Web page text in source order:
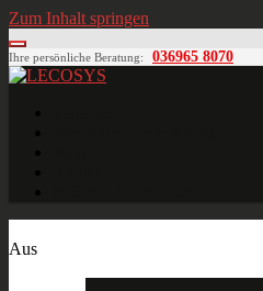
Zum Inhalt springen
Ihre persönliche Beratung: 036965 8070
Aus